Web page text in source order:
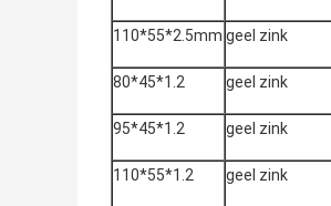
110*55*2.5mm geel zink
80*45*1.2 geel zink
95*45*1.2 geel zink
110*55*1.2 geel zink